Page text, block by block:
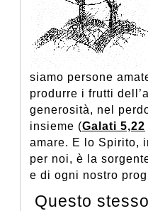
siamo persone
produrre i frutti
generosità, nel
insieme (Galati 5,22
amare. E lo Spirito,
per noi, è la
e di ogni nostro
Questo